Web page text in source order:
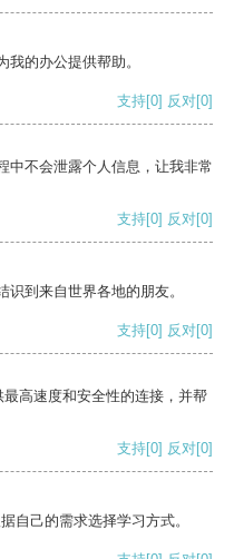
的办公提供帮助。
支持[0] 反对[0]
中不会泄露个人信息，让我非常
支持[0] 反对[0]
到来自世界各地的朋友。
支持[0] 反对[0]
高速度和安全性的连接，并帮
支持[0] 反对[0]
自己的需求选择学习方式。